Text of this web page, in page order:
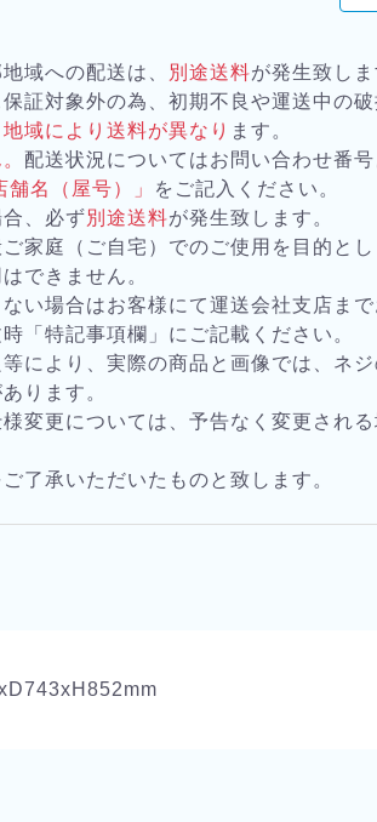
域への配送は、 別途送料が発生致し
証対象外の為、初期不良や運送中の
地域により送料が異なり ます。
配送状況についてはお問い合わせ番号
舗名（屋号）」
をご記入ください。
、必ず別途送料が発生致します。
家庭（ご自宅）でのご使用を目的と
できません。
い場合はお客様にて運送会社支店ま
「特記事項欄」にご記載ください。
により、実際の商品と画像では、ネ
ります。
変更については、予告なく変更され
了承いただいたものと致します。